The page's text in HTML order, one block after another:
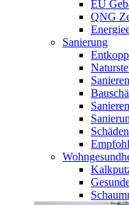
EU
QNG
Sanierung